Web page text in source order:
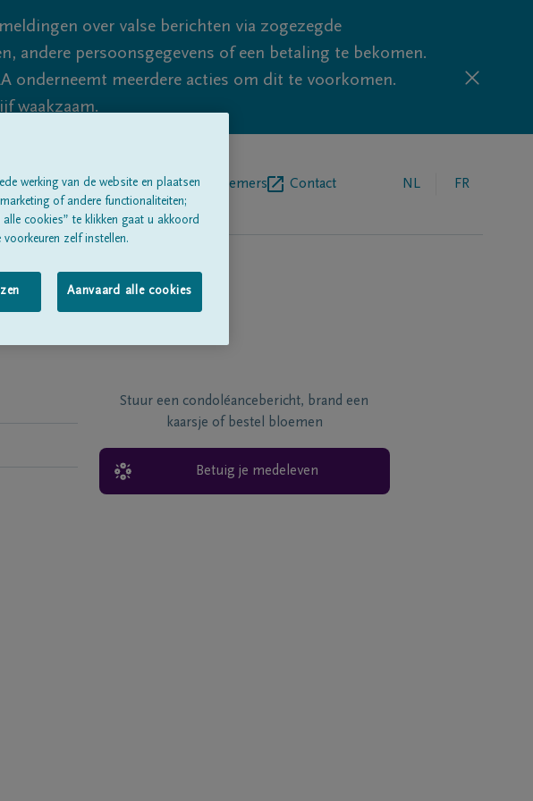
over valse berichten via zogezegde
andere persoonsgegevens of een betaling te bekomen.
onderneemt meerdere acties om dit te voorkomen.
waakzaam.
Over onsBegrafenisondernemers Contact NL FR
Stuur een condoléancebericht, brand een
kaarsje of bestel bloemen
Betuig je medeleven
werking van de website en plaatsen
of andere functionaliteiten;
cookies” te klikken gaat u akkoord
zelf instellen.
Aanvaard alle cookies